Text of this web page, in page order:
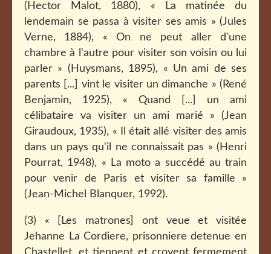
(Hector Malot, 1880), « La matinée du
lendemain se passa à visiter ses amis » (Jules
Verne, 1884), « On ne peut aller d'une
chambre à l'autre pour visiter son voisin ou lui
parler » (Huysmans, 1895), « Un ami de ses
parents [...] vint le visiter un dimanche » (René
Benjamin, 1925), « Quand [...] un ami
célibataire va visiter un ami marié » (Jean
Giraudoux, 1935), « Il était allé visiter des amis
dans un pays qu'il ne connaissait pas » (Henri
Pourrat, 1948), « La moto a succédé au train
pour venir de Paris et visiter sa famille »
(Jean-Michel Blanquer, 1992).
(3) « [Les matrones] ont veue et visitée
Jehanne La Cordiere, prisonniere detenue en